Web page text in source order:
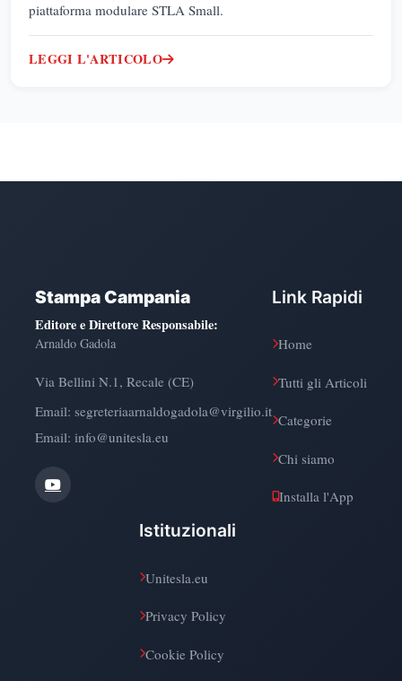
piattaforma modulare STLA Small.
LEGGI L'ARTICOLO
Stampa Campania
Editore e Direttore Responsabile:
Arnaldo Gadola
Via Bellini N.1, Recale (CE)
Email: segreteriaarnaldogadola@virgilio.it
Email: info@unitesla.eu
Link Rapidi
Home
Tutti gli Articoli
Categorie
Chi siamo
Installa l'App
Istituzionali
Unitesla.eu
Privacy Policy
Cookie Policy